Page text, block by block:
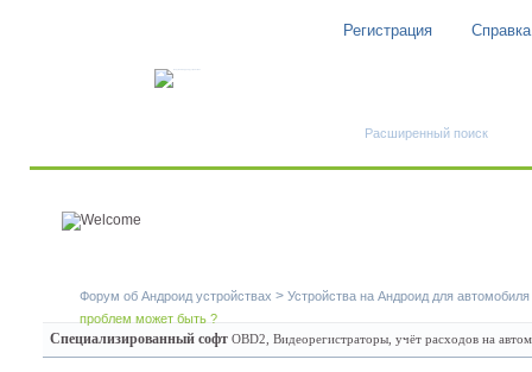
Регистрация Справка
Расширенный поиск
Форум об Андроид устройствах > Устройства на Андроид для автомобиля
проблем может быть ?
Специализированный софт OBD2, Видеорегистраторы, учёт расходов на